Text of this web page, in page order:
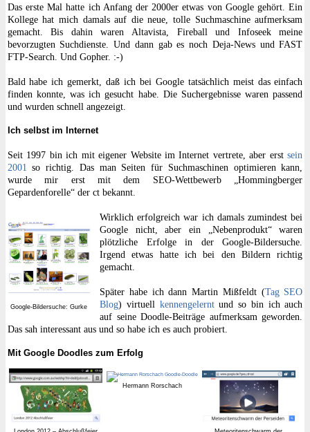
Das erste Mal hatte ich Anfang der 2000er etwas von Google gehört. Ein
Kollege hat mich damals auf die neue, tolle Suchmaschine aufmerksam
gemacht. Bis dahin waren Altavista, Fireball und Infoseek meine
bevorzugten Suchdienste. Und dann gab es noch Deja-News und FAST
FTP-Search. Und Gopher. :-)
Bald habe ich gemerkt, daß ich bei Google tatsächlich meist das einfach
finden konnte, was ich gesucht habe. Die Suchergebnisse waren passend
und wurden schnell angezeigt.
Ich selbst im Internet
Seit 1997 bin ich mit eigener Website im Internet vertrete, aber erstsein
2001 so richtig. Das man Seiten für Suchmaschinen optimieren kann,
wurde mir erst mit dem SEO-Wettbewerb „Hommingberger
Gepardenforelle“ der ct bekannt.
Google-Bildersuche: Gurke
Wirklich erfolgreich war ich damals zumindest bei
Google nicht, aber ein „Nebenprodukt“ waren
plötzliche Erfolge in der Google-Bildersuche.
Irgend etwas hatte ich bei den Bildern richtig
gemacht.
Später habe ich dann Martin Mißfeldt (Tag SEO
Blog) virtuell kennengelerntund so bin ich auch
auf seine Doodle-Beiträge aufmerksam geworden.
Das sah interessant aus und so habe ich es auch probiert.
Mit Google Doodles zum Erfolg
Hermann Rorschach